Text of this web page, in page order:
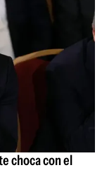
choca con el